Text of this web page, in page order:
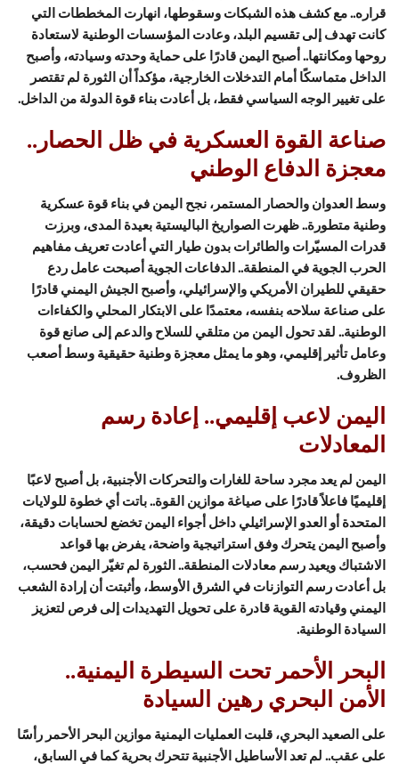
قراره.. مع كشف هذه الشبكات وسقوطها، انهارت المخططات التي
كانت تهدف إلى تقسيم البلد، وعادت المؤسسات الوطنية لاستعادة
روحها ومكانتها.. أصبح اليمن قادرًا على حماية وحدته وسيادته، وأصبح
الداخل متماسكًا أمام التدخلات الخارجية، مؤكداً أن الثورة لم تقتصر
على تغيير الوجه السياسي فقط، بل أعادت بناء قوة الدولة من الداخل.
صناعة القوة العسكرية في ظل الحصار..
معجزة الدفاع الوطني
وسط العدوان والحصار المستمر، نجح اليمن في بناء قوة عسكرية
وطنية متطورة.. ظهرت الصواريخ الباليستية بعيدة المدى، وبرزت
قدرات المسيّرات والطائرات بدون طيار التي أعادت تعريف مفاهيم
الحرب الجوية في المنطقة.. الدفاعات الجوية أصبحت عامل ردع
حقيقي للطيران الأمريكي والإسرائيلي، وأصبح الجيش اليمني قادرًا
على صناعة سلاحه بنفسه، معتمدًا على الابتكار المحلي والكفاءات
الوطنية.. لقد تحول اليمن من متلقي للسلاح والدعم إلى صانع قوة
وعامل تأثير إقليمي، وهو ما يمثل معجزة وطنية حقيقية وسط أصعب
الظروف.
اليمن لاعب إقليمي.. إعادة رسم
المعادلات
اليمن لم يعد مجرد ساحة للغارات والتحركات الأجنبية، بل أصبح لاعبًا
إقليميًا فاعلاً قادرًا على صياغة موازين القوة.. باتت أي خطوة للولايات
المتحدة أو العدو الإسرائيلي داخل أجواء اليمن تخضع لحسابات دقيقة،
وأصبح اليمن يتحرك وفق استراتيجية واضحة، يفرض بها قواعد
الاشتباك ويعيد رسم معادلات المنطقة.. الثورة لم تغيّر اليمن فحسب،
بل أعادت رسم التوازنات في الشرق الأوسط، وأثبتت أن إرادة الشعب
اليمني وقيادته القوية قادرة على تحويل التهديدات إلى فرص لتعزيز
السيادة الوطنية.
البحر الأحمر تحت السيطرة اليمنية..
الأمن البحري رهين السيادة
على الصعيد البحري، قلبت العمليات اليمنية موازين البحر الأحمر رأسًا
على عقب.. لم تعد الأساطيل الأجنبية تتحرك بحرية كما في السابق،